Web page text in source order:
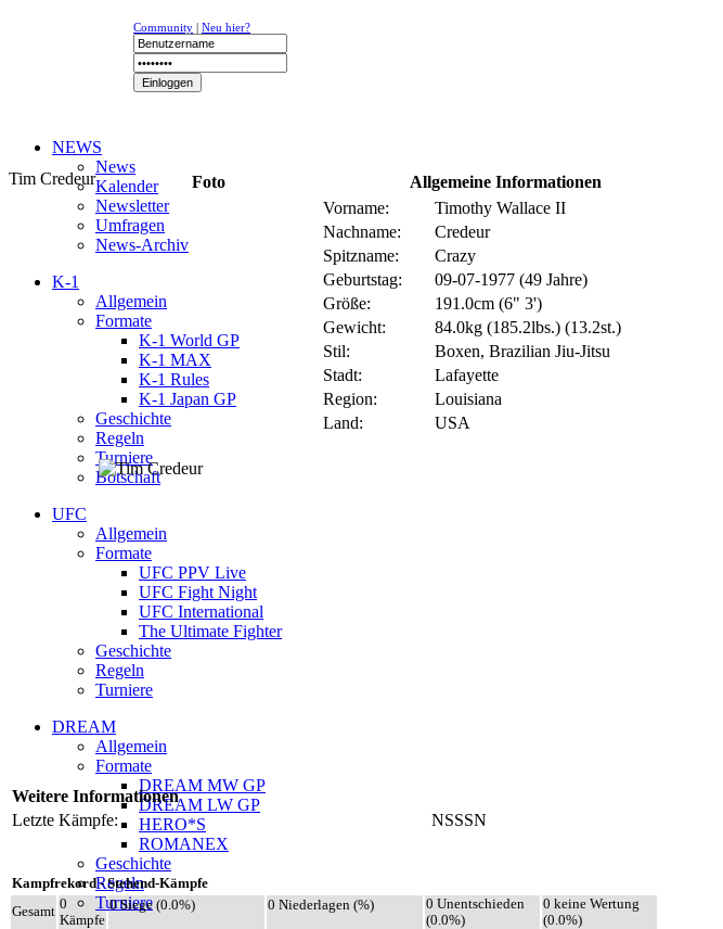
Community | Neu hier?
NEWS
News
Kalender
Newsletter
Umfragen
News-Archiv
K-1
Allgemein
Formate
K-1 World GP
K-1 MAX
K-1 Rules
K-1 Japan GP
Geschichte
Regeln
Turniere
Botschaft
UFC
Allgemein
Formate
UFC PPV Live
UFC Fight Night
UFC International
The Ultimate Fighter
Geschichte
Regeln
Turniere
DREAM
Allgemein
Formate
DREAM MW GP
DREAM LW GP
HERO*S
ROMANEX
Geschichte
Regeln
Turniere
Tim Credeur Foto
Allgemeine Informationen
Vorname:
Timothy Wallace II
Nachname:
Credeur
Spitzname:
Crazy
Geburtstag:
09-07-1977 (49 Jahre)
Größe:
191.0cm (6" 3')
Gewicht:
84.0kg (185.2lbs.) (13.2st.)
Stil:
Boxen, Brazilian Jiu-Jitsu
Stadt:
Lafayette
Region:
Louisiana
Land:
USA
Weitere Informationen
Letzte Kämpfe:
NSSSN
Kampfrekord - Stehend-Kämpfe
Gesamt 0
Kämpfe
0 Siege (0.0%) 0 Niederlagen (%)
0 Unentschieden
(0.0%)
0 keine Wertung
(0.0%)